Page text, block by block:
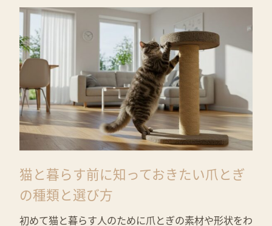
猫と暮らす前に知っておきたい爪とぎ
の種類と選び方
初めて猫と暮らす人のために爪とぎの素材や形状をわ